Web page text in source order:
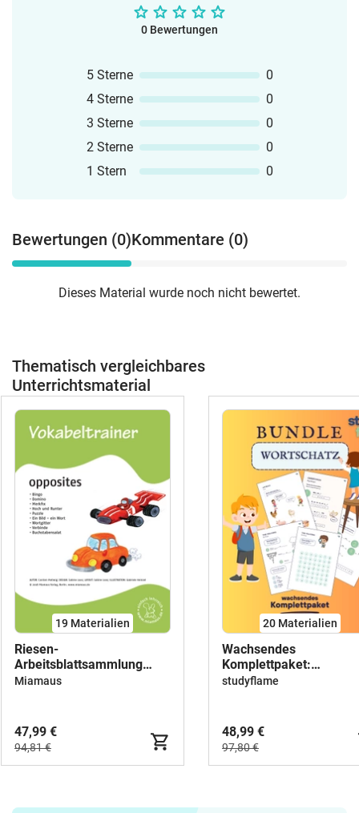
0 Bewertungen
5 Sterne
0
4 Sterne
0
3 Sterne
0
2 Sterne
0
1 Stern
0
Bewertungen (0)Kommentare (0)
Dieses Material wurde noch nicht bewertet.
Thematisch vergleichbares
Unterrichtsmaterial
19 Materialien
Riesen-
Arbeitsblattsammlung
Wortschatz- und
Miamaus
47,99 €
94,81 €
20 Materialien
Wachsendes
Komplettpaket:
Wortschatz Wunder -
studyflame
48,99 €
97,80 €